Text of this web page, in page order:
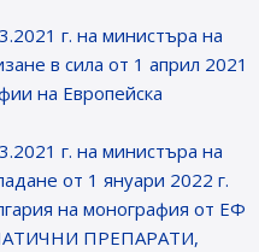
г. на министъра на
в сила от 1 април 2021
на Европейска
г. на министъра на
от 1 януари 2022 г.
на монография от ЕФ
ПРЕПАРАТИ,